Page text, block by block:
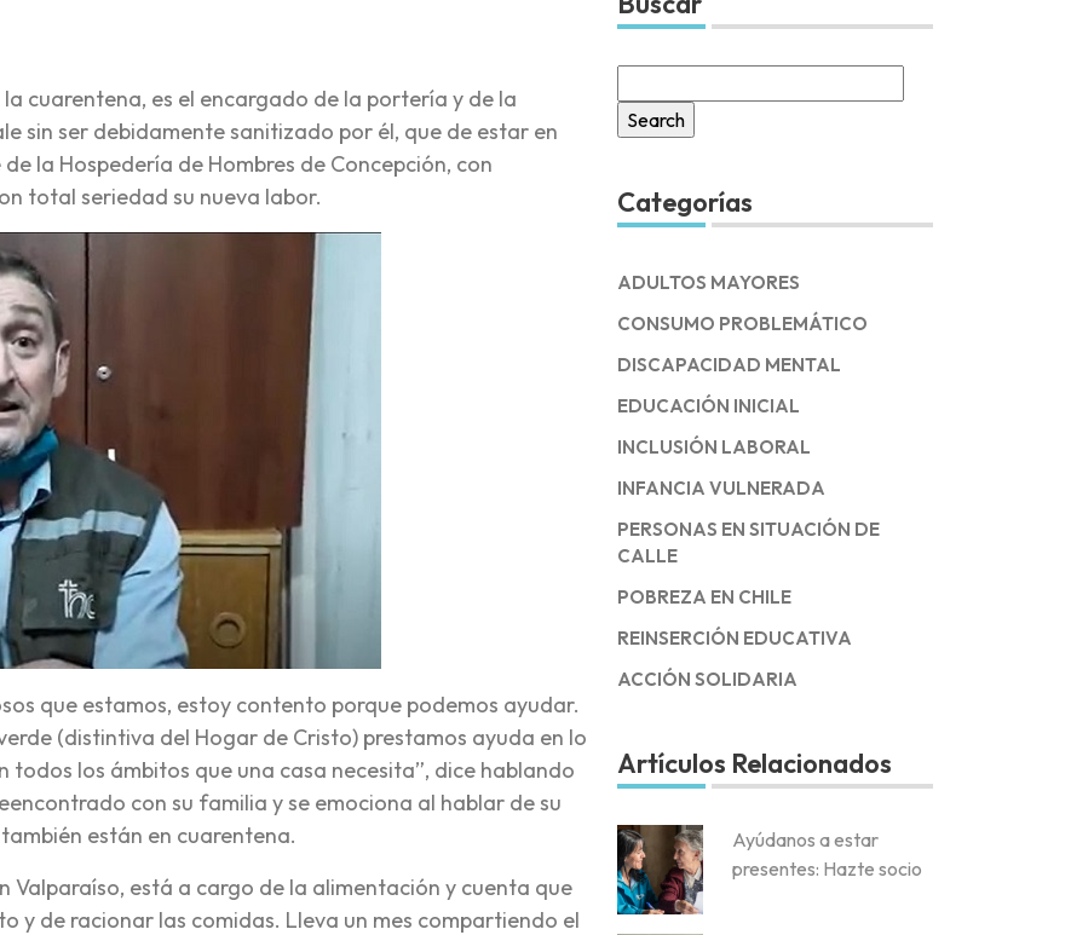
cuarentena, es el encargado de la portería y de la
sin ser debidamente sanitizado por él, que de estar en
la Hospedería de Hombres de Concepción, con
total seriedad su nueva labor.
que estamos, estoy contento porque podemos ayudar.
(distintiva del Hogar de Cristo) prestamos ayuda en lo
todos los ámbitos que una casa necesita”, dice hablando
con su familia y se emociona al hablar de su
están en cuarentena.
Valparaíso, está a cargo de la alimentación y cuenta que
y de racionar las comidas. Lleva un mes compartiendo el
for:
Categorías
ADULTOS MAYORES
CONSUMO PROBLEMÁTICO
DISCAPACIDAD MENTAL
EDUCACIÓN INICIAL
INCLUSIÓN LABORAL
INFANCIA VULNERADA
PERSONAS EN SITUACIÓN DE
CALLE
POBREZA EN CHILE
REINSERCIÓN EDUCATIVA
ACCIÓN SOLIDARIA
Artículos Relacionados
Ayúdanos a estar
presentes: Hazte socio